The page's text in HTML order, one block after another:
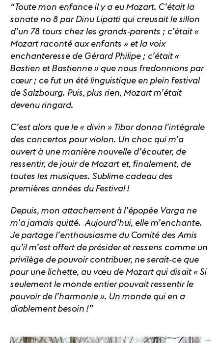
“Toute mon enfance il y a eu Mozart. C’était la
sonate no 8 par Dinu Lipatti qui creusait le sillon
d’un 78 tours chez les grands-parents ; c’était «
Mozart raconté aux enfants » et la voix
enchanteresse de Gérard Philipe ; c’était «
Bastien et Bastienne » que nous fredonnions par
cœur ; ce fut un été linguistique en plein festival
de Salzbourg. Puis, plus rien, Mozart m’était
devenu ringard.
C’est alors que le « divin » Tibor donna l’intégrale
des concertos pour violon. Un choc qui m’a
ouvert à une manière nouvelle d’écouter, de
ressentir, de jouir de Mozart et, finalement, de
toutes les musiques. Sublime cadeau des
premières années du Festival !
Depuis, mon attachement à l’épopée Varga ne
m’a jamais quitté. Aujourd’hui, elle m’enchante.
Je partage l’enthousiasme du Comité des Amis
qu’il m’est offert de présider et ressens comme un
privilège de pouvoir contribuer, ne serait-ce que
pour une lichette, au vœu de Mozart qui disait « Si
seulement le monde entier pouvait ressentir le
pouvoir de l’harmonie ». Un monde qui en a
diablement besoin !”